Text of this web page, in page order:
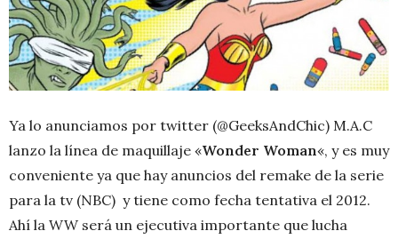
Ya lo anunciamos por twitter (@GeeksAndChic) M.A.C
lanzo la línea de maquillaje «Wonder Woman«, y es muy
conveniente ya que hay anuncios del remake de la serie
para la tv (NBC) y tiene como fecha tentativa el 2012.
Ahí la WW será un ejecutiva importante que lucha